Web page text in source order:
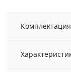
Комплектация